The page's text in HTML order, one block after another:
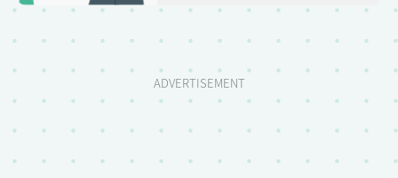
ADVERTISEMENT